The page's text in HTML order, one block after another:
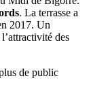
. La terrasse a
2017. Un
des
de public